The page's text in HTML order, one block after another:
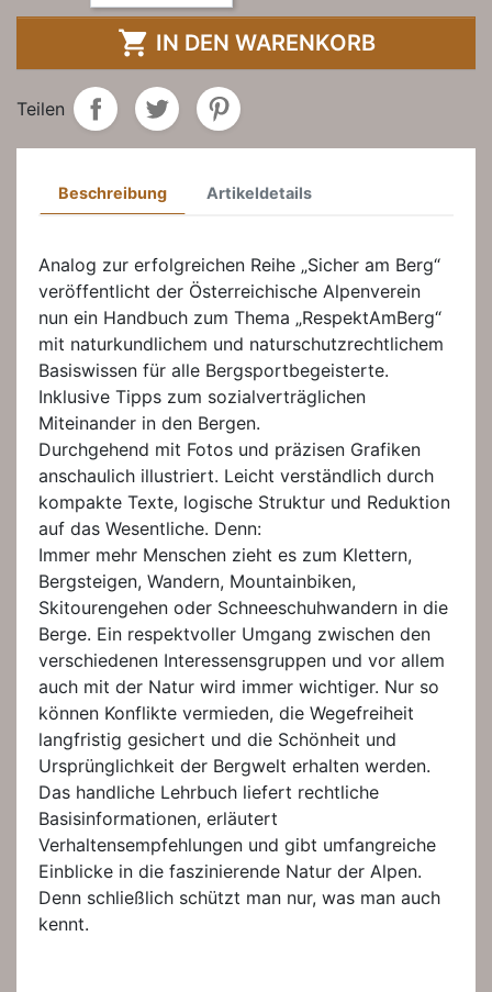
 IN DEN WARENKORB
Teilen
Beschreibung Artikeldetails
Analog zur erfolgreichen Reihe „Sicher am Berg“
veröffentlicht der Österreichische Alpenverein
nun ein Handbuch zum Thema „RespektAmBerg“
mit naturkundlichem und naturschutzrechtlichem
Basiswissen für alle Bergsportbegeisterte.
Inklusive Tipps zum sozialverträglichen
Miteinander in den Bergen.
Durchgehend mit Fotos und präzisen Grafiken
anschaulich illustriert. Leicht verständlich durch
kompakte Texte, logische Struktur und Reduktion
auf das Wesentliche. Denn:
Immer mehr Menschen zieht es zum Klettern,
Bergsteigen, Wandern, Mountainbiken,
Skitourengehen oder Schneeschuhwandern in die
Berge. Ein respektvoller Umgang zwischen den
verschiedenen Interessensgruppen und vor allem
auch mit der Natur wird immer wichtiger. Nur so
können Konflikte vermieden, die Wegefreiheit
langfristig gesichert und die Schönheit und
Ursprünglichkeit der Bergwelt erhalten werden.
Das handliche Lehrbuch liefert rechtliche
Basisinformationen, erläutert
Verhaltensempfehlungen und gibt umfangreiche
Einblicke in die faszinierende Natur der Alpen.
Denn schließlich schützt man nur, was man auch
kennt.